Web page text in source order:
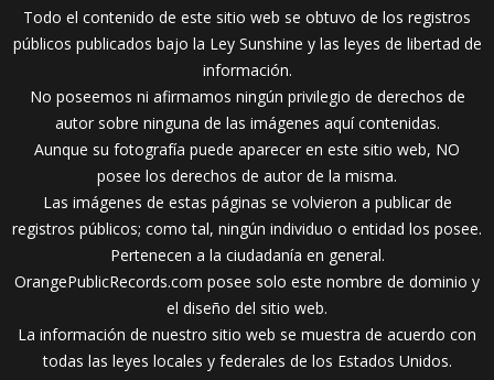
Todo el contenido de este sitio web se obtuvo de los registros
públicos publicados bajo la Ley Sunshine y las leyes de libertad de
información.
No poseemos ni afirmamos ningún privilegio de derechos de
autor sobre ninguna de las imágenes aquí contenidas.
Aunque su fotografía puede aparecer en este sitio web, NO
posee los derechos de autor de la misma.
Las imágenes de estas páginas se volvieron a publicar de
registros públicos; como tal, ningún individuo o entidad los posee.
Pertenecen a la ciudadanía en general.
OrangePublicRecords.com posee solo este nombre de dominio y
el diseño del sitio web.
La información de nuestro sitio web se muestra de acuerdo con
todas las leyes locales y federales de los Estados Unidos.